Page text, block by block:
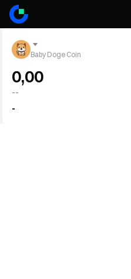
Baby Doge Coin
0,00
--
-